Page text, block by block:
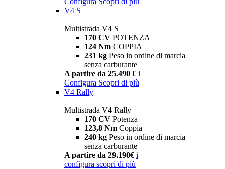
V4 S
Multistrada V4 S
170 CV POTENZA
124 Nm COPPIA
231 kg Peso in ordine di marcia
senza carburante
A partire da 25.490 € i
Configura Scopri di più
V4 Rally
Multistrada V4 Rally
170 CV Potenza
123,8 Nm Coppia
240 kg Peso in ordine di marcia
senza carburante
A partire da 29.190€ i
configura scopri di più